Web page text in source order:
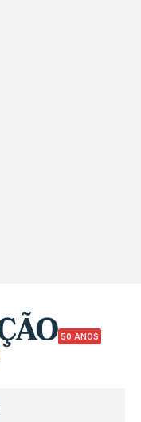
50 ANOS